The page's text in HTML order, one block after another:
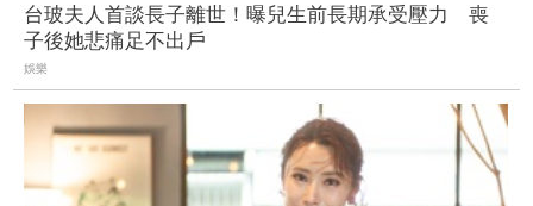
台玻夫人首談長子離世！曝兒生前長期承受壓力 喪
子後她悲痛足不出戶
娛樂